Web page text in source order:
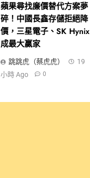
蘋果尋找廉價替代方案夢
碎！中國長鑫存儲拒絕降
價，三星電子、SK Hynix
成最大贏家
跳跳虎（蔡虎虎）
19
小時 Ago
0